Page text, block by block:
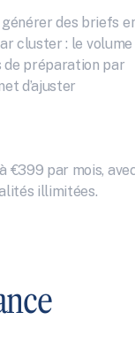
des briefs
cluster : le volume
de préparation par
d’ajuster
€399 par mois,
illimitées.